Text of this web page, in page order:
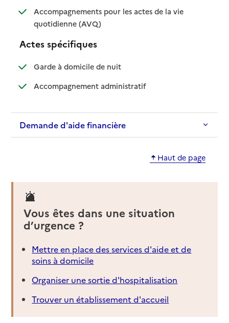
Accompagnements pour les actes de la vie
quotidienne (AVQ): disponible
: non disponible
Actes spécifiques
Garde à domicile de nuit: disponible
: non disponible
Accompagnement administratif: disponible
: non disponible
Demande d'aide financière
Haut de page
Vous êtes dans une situation
d’urgence ?
Mettre en place des services d'aide et de
soins à domicile
Organiser une sortie d'hospitalisation
Trouver un établissement d'accueil